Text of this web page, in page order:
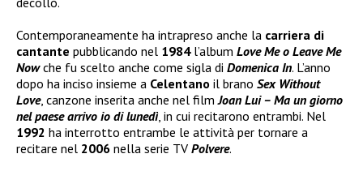
Contemporaneamente ha intrapreso anche la carriera di
cantante pubblicando nel 1984 l’album Love Me o Leave Me
Nowche fu scelto anche come sigla di Domenica In. L’anno
dopo ha inciso insieme a Celentano il brano Sex Without
Love, canzone inserita anche nel filmJoan Lui – Ma un giorno
nel paese arrivo io di lunedì, in cui recitarono entrambi. Nel
1992 ha interrotto entrambe le attività per tornare a
recitare nel 2006 nella serie TV Polvere.